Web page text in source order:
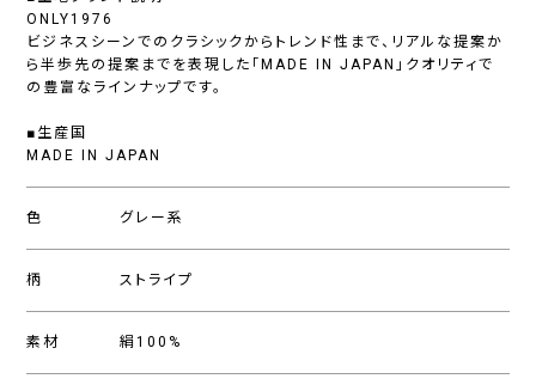
ONLY1976
ビジネスシーンでのクラシックからトレンド性まで、リアルな提案か
ら半歩先の提案までを表現した「MADE IN JAPAN」クオリティで
の豊富なラインナップです。
■生産国
MADE IN JAPAN
色 グレー系
柄 ストライプ
素材 絹100%